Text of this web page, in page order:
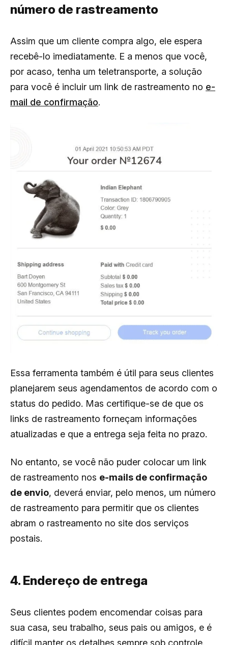
número de rastreamento
Assim que um cliente compra algo, ele espera
recebê-lo imediatamente. E a menos que você,
por acaso, tenha um teletransporte, a solução
para você é incluir um link de rastreamento no e-
mail de confirmação.
Essa ferramenta também é útil para seus clientes
planejarem seus agendamentos de acordo com o
status do pedido. Mas certifique-se de que os
links de rastreamento forneçam informações
atualizadas e que a entrega seja feita no prazo.
No entanto, se você não puder colocar um link
de rastreamento nos e-mails de confirmação
de envio, deverá enviar, pelo menos, um número
de rastreamento para permitir que os clientes
abram o rastreamento no site dos serviços
postais.
4. Endereço de entrega
Seus clientes podem encomendar coisas para
sua casa, seu trabalho, seus pais ou amigos, e é